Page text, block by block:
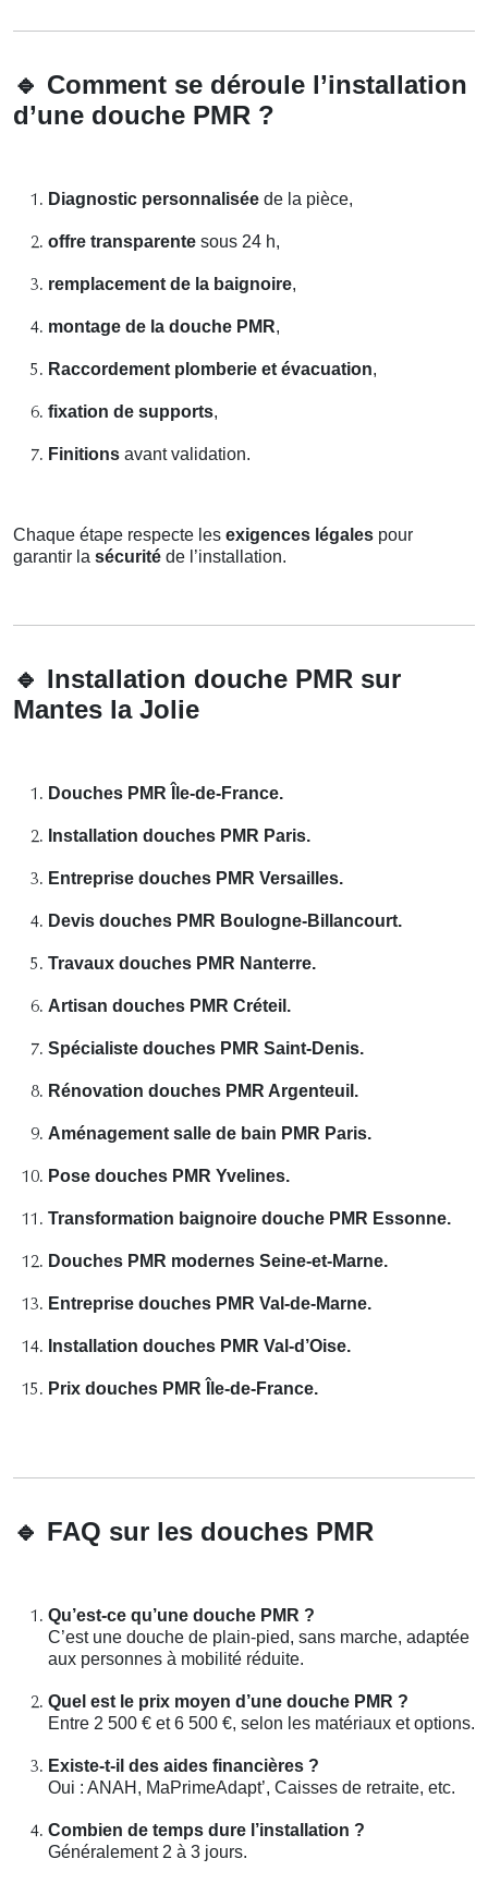
🔹 Comment se déroule l’installation
d’une douche PMR ?
Diagnostic personnalisée de la pièce,
offre transparente sous 24 h,
remplacement de la baignoire,
montage de la douche PMR,
Raccordement plomberie et évacuation,
fixation de supports,
Finitions avant validation.
Chaque étape respecte les exigences légales pour
garantir la sécurité de l’installation.
🔹 Installation douche PMR sur
Mantes la Jolie
Douches PMR Île-de-France.
Installation douches PMR Paris.
Entreprise douches PMR Versailles.
Devis douches PMR Boulogne-Billancourt.
Travaux douches PMR Nanterre.
Artisan douches PMR Créteil.
Spécialiste douches PMR Saint-Denis.
Rénovation douches PMR Argenteuil.
Aménagement salle de bain PMR Paris.
Pose douches PMR Yvelines.
Transformation baignoire douche PMR Essonne.
Douches PMR modernes Seine-et-Marne.
Entreprise douches PMR Val-de-Marne.
Installation douches PMR Val-d’Oise.
Prix douches PMR Île-de-France.
🔹 FAQ sur les douches PMR
Qu’est-ce qu’une douche PMR ?
C’est une douche de plain-pied, sans marche, adaptée
aux personnes à mobilité réduite.
Quel est le prix moyen d’une douche PMR ?
Entre 2 500 € et 6 500 €, selon les matériaux et options.
Existe-t-il des aides financières ?
Oui : ANAH, MaPrimeAdapt’, Caisses de retraite, etc.
Combien de temps dure l’installation ?
Généralement 2 à 3 jours.